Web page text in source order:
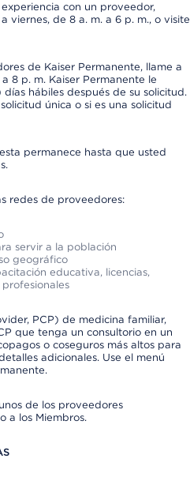
con un proveedor,
viernes, de 8 a. m. a 6 p. m., o visite
de Kaiser Permanente, llame a
8 p. m. Kaiser Permanente le
hábiles después de su solicitud.
única o si es una solicitud
permanece hasta que usted
redes de proveedores:
servir a la población
geográfico
educativa, licencias,
PCP) de medicina familiar,
que tenga un consultorio en un
o coseguros más altos para
adicionales. Use el menú
de los proveedores
a los Miembros.